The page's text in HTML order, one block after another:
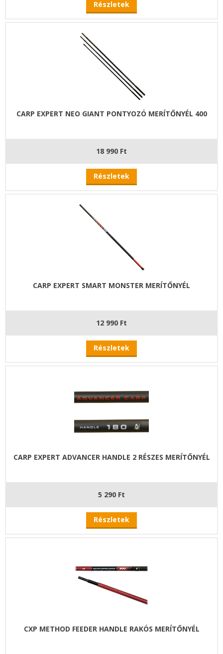
Részletek
CARP EXPERT NEO GIANT PONTYOZÓ MERÍTŐNYÉL 400
18 990 Ft
Részletek
CARP EXPERT SMART MONSTER MERÍTŐNYÉL
12 990 Ft
Részletek
CARP EXPERT ADVANCER HANDLE 2 RÉSZES MERÍTŐNYÉL
5 290 Ft
Részletek
CXP METHOD FEEDER HANDLE RAKÓS MERÍTŐNYÉL